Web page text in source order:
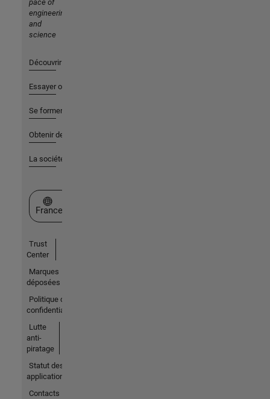
pace of
engineering
and
science
Découvrir les produits
Essayer ou acheter
Se former
Obtenir de l'aide
La société
Sélectionner un site web
France
Trust
Center
Marques
déposées
Politique de
confidentialité
Lutte
anti-
piratage
Statut des
applications
Contacts